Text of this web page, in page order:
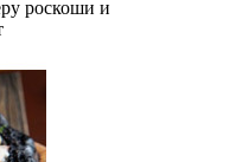
роскоши и